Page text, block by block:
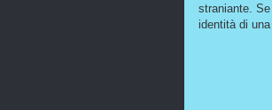
straniante.
identità di